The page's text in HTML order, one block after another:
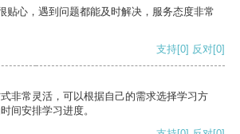
贴心，遇到问题都能及时解决，服务态度非常
支持[0] 反对[0]
非常灵活，可以根据自己的需求选择学习方
间安排学习进度。